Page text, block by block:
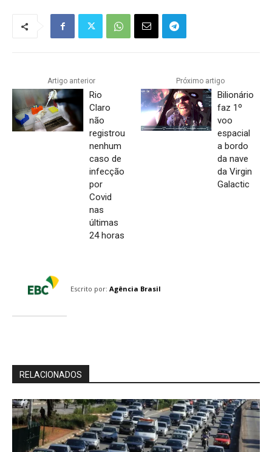
Artigo anterior
Rio
Claro
não
registrou
nenhum
caso de
infecção
por
Covid
nas
últimas
24 horas
Próximo artigo
Bilionário
faz 1º
voo
espacial
a bordo
da nave
da Virgin
Galactic
Escrito por: Agência Brasil
RELACIONADOS